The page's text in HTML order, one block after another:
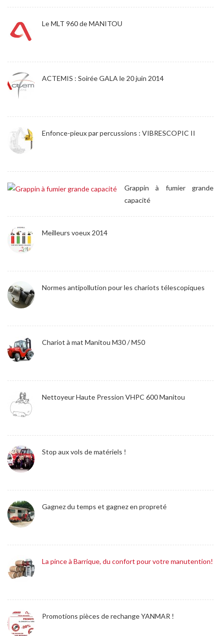
Le MLT 960 de MANITOU
ACTEMIS : Soirée GALA le 20 juin 2014
Enfonce-pieux par percussions : VIBRESCOPIC II
Grappin à fumier grande
capacité
Meilleurs voeux 2014
Normes antipollution pour les chariots télescopiques
Chariot à mat Manitou M30 / M50
Nettoyeur Haute Pression VHPC 600 Manitou
Stop aux vols de matériels !
Gagnez du temps et gagnez en propreté
La pince à Barrique, du confort pour votre manutention!
Promotions pièces de rechange YANMAR !